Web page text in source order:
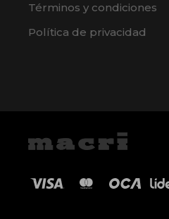
Términos y condiciones
Política de privacidad